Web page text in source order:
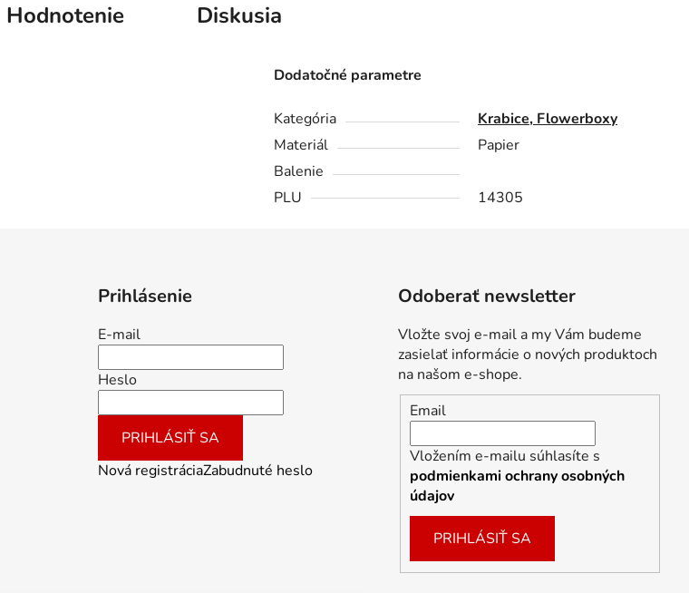
Hodnotenie Diskusia
Dodatočné parametre
Kategória
Krabice, Flowerboxy
Materiál
Papier
Balenie
PLU
14305
Prihlásenie
E-mail
Heslo
PRIHLÁSIŤ SA
Nová registráciaZabudnuté heslo
Odoberať newsletter
Vložte svoj e-mail a my Vám budeme
zasielať informácie o nových produktoch
na našom e-shope.
Email
Vložením e-mailu súhlasíte s
podmienkami ochrany osobných
údajov
PRIHLÁSIŤ SA